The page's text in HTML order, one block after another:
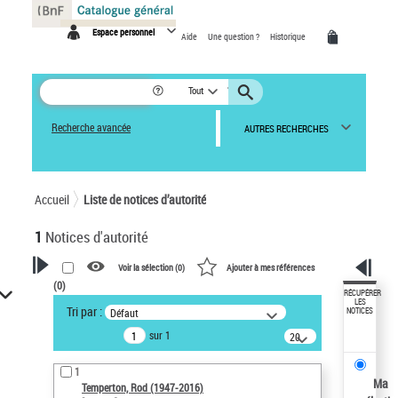
Espace personnel Aide Une question ? Historique
Tout
Recherche avancée AUTRES RECHERCHES
Accueil Liste de notices d’autorité
1 Notices d'autorité
VOTRE RECHERCHE
Recherche avancée dans les
notices d’autorité
Œuvres liées à l'auteur :
Temperton, Rod (1947-2016)
Voir la sélection (0) Ajouter à mes références
(0)
Tri par : Défaut
sur 1
20
résultats/page
1
Temperton, Rod (1947-2016)
RÉCUPÉRER
LES
NOTICES
Ma
Panneau de gestion des cookies